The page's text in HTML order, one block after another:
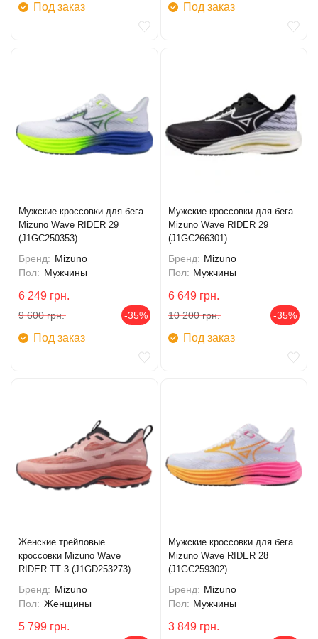
Под заказ Под заказ
Мужские кроссовки для бега
Mizuno Wave RIDER 29
(J1GC250353)
Бренд: Mizuno
Пол: Мужчины
6 249 грн.
9 600 грн. -35%
Под заказ
Мужские кроссовки для бега
Mizuno Wave RIDER 29
(J1GC266301)
Бренд: Mizuno
Пол: Мужчины
6 649 грн.
10 200 грн. -35%
Под заказ
Женские трейловые
кроссовки Mizuno Wave
RIDER TT 3 (J1GD253273)
Бренд: Mizuno
Пол: Женщины
5 799 грн.
Мужские кроссовки для бега
Mizuno Wave RIDER 28
(J1GC259302)
Бренд: Mizuno
Пол: Мужчины
3 849 грн.